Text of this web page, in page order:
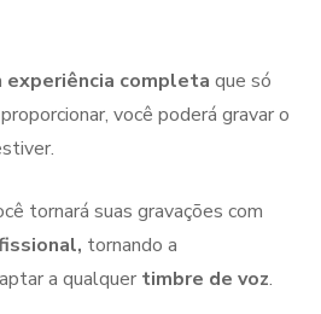
experiência completa que só
você poderá gravar o
tornará suas gravações com
tornando a
a qualquer timbre de voz.